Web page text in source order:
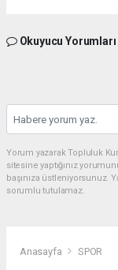
Okuyucu Yorumları
Yorum yazarak Topluluk
sitesine yaptığınız
başınıza üstleniyorsunuz.
sorumlu tutulamaz.
Anasayfa SPOR